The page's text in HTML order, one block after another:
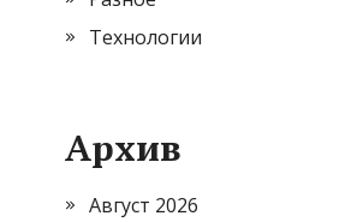
Технологии
Архив
Август 2026